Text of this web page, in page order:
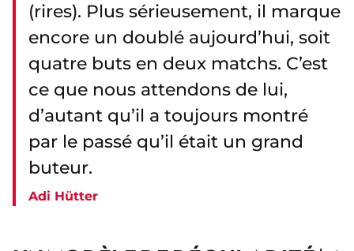
(rires). Plus sérieusement, il marque
encore un doublé aujourd’hui, soit
quatre buts en deux matchs. C’est
ce que nous attendons de lui,
d’autant qu’il a toujours montré
par le passé qu’il était un grand
buteur.
Adi Hütter